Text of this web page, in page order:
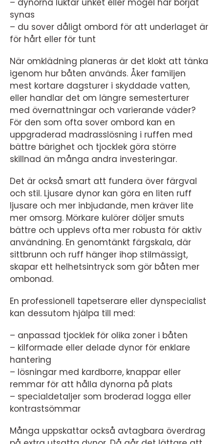
synas
– du sover dåligt ombord för att underlaget är
för hårt eller för tunt
När omklädning planeras är det klokt att tänka
igenom hur båten används. Åker familjen
mest kortare dagsturer i skyddade vatten,
eller handlar det om längre semesterturer
med övernattningar och varierande väder?
För den som ofta sover ombord kan en
uppgraderad madrasslösning i ruffen med
bättre bärighet och tjocklek göra större
skillnad än många andra investeringar.
Det är också smart att fundera över färgval
och stil. Ljusare dynor kan göra en liten ruff
ljusare och mer inbjudande, men kräver lite
mer omsorg. Mörkare kulörer döljer smuts
bättre och upplevs ofta mer robusta för aktiv
användning. En genomtänkt färgskala, där
sittbrunn och ruff hänger ihop stilmässigt,
skapar ett helhetsintryck som gör båten mer
ombonad.
En professionell tapetserare eller dynspecialist
kan dessutom hjälpa till med:
– anpassad tjocklek för olika zoner i båten
– kilformade eller delade dynor för enklare
hantering
– lösningar med kardborre, knappar eller
remmar för att hålla dynorna på plats
– specialdetaljer som broderad logga eller
kontrastsömmar
Många uppskattar också avtagbara överdrag